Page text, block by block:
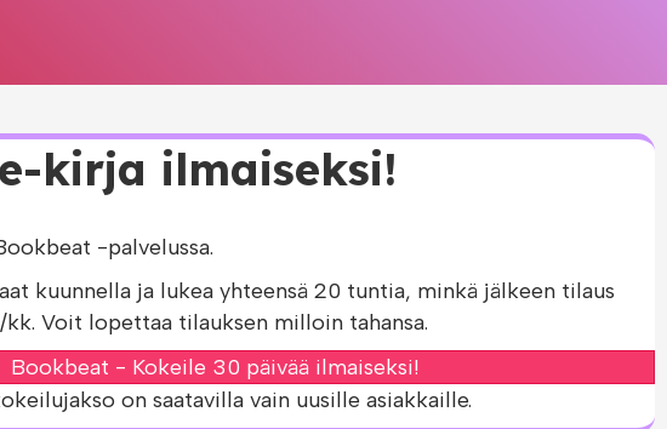
kirja ilmaiseksi!
-palvelussa.
kuunnella ja lukea yhteensä 20 tuntia, minkä jälkeen tilaus
kk. Voit lopettaa tilauksen milloin tahansa.
Bookbeat - Kokeile 30 päivää ilmaiseksi!
on saatavilla vain uusille asiakkaille.